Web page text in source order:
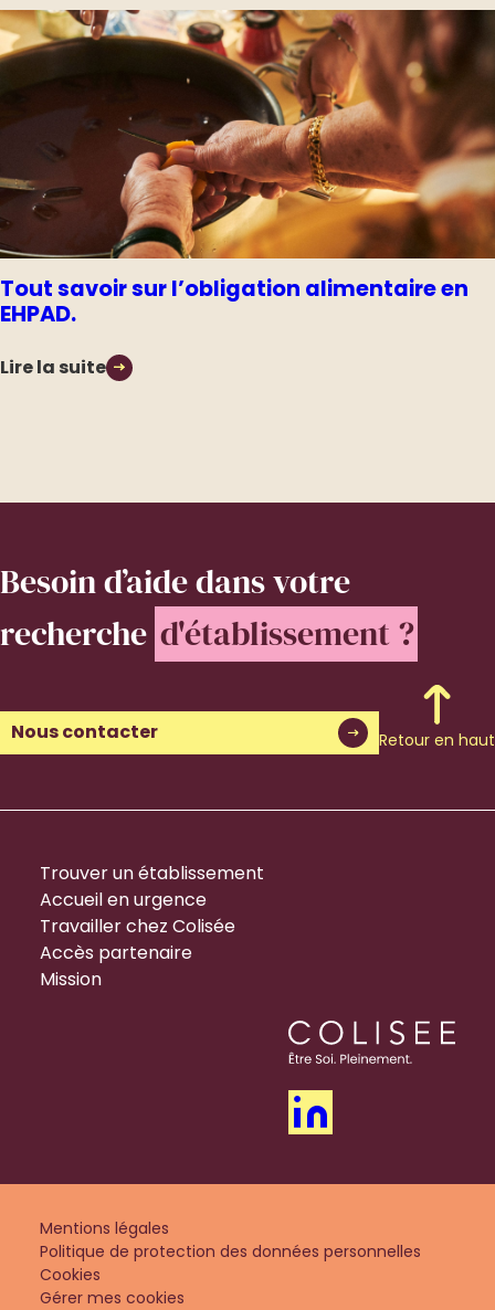
Tout savoir sur l’obligation alimentaire en
EHPAD.
Lire la suite
Besoin d’aidedans votre
recherche d'établissement ?
Nous contacter Retour en haut
Trouver un établissement
Accueil en urgence
Travailler chez Colisée
Accès partenaire
Mission
Mentions légales
Politique de protection des données personnelles
Cookies
Gérer mes cookies